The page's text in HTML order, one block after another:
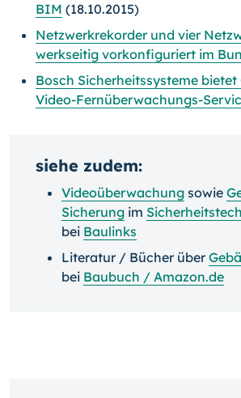
BIM (18.10.2015)
Netzwerkrekorder und vier
werkseitig vorkonfiguriert im
Bosch Sicherheitssysteme
Video-Fernüberwachungs-
siehe zudem:
Videoüberwachung sowie
Sicherung im
bei Baulinks
Literatur / Bücher über
bei Baubuch / Amazon.de